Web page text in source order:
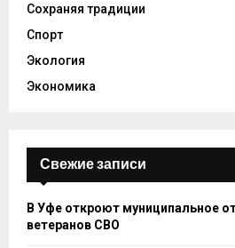
Сохраняя традиции
Спорт
Экология
Экономика
Свежие записи
В Уфе откроют муниципальное
ветеранов СВО